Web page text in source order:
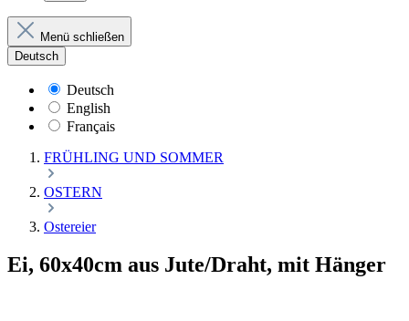
Menü schließen
Deutsch
Deutsch
English
Français
FRÜHLING UND SOMMER
OSTERN
Ostereier
Ei, 60x40cm aus Jute/Draht, mit Hänger